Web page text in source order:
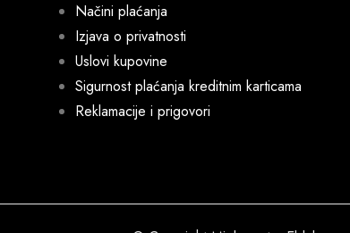
Načini plaćanja
Izjava o privatnosti
Uslovi kupovine
Sigurnost plaćanja kreditnim karticama
Reklamacije i prigovori